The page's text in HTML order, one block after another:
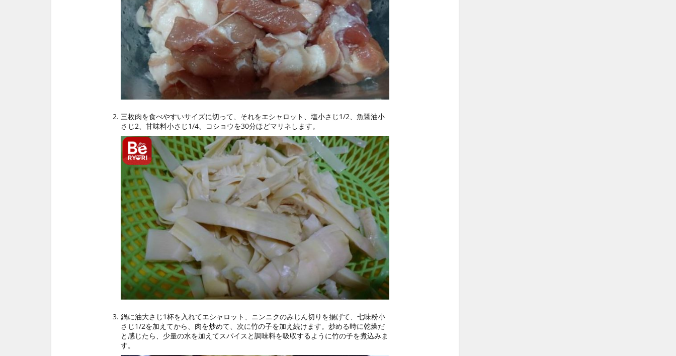
三枚肉を食べやすいサイズに切って、それをエシャロット、塩小さじ1/2、魚醤油小
さじ2、甘味料小さじ1/4、コショウを30分ほどマリネします。
鍋に油大さじ1杯を入れてエシャロット、ニンニクのみじん切りを揚げて、七味粉小
さじ1/2を加えてから、肉を炒めて、次に竹の子を加え続けます。炒める時に乾燥だ
と感じたら、少量の水を加えてスパイスと調味料を吸収するように竹の子を煮込みま
す。